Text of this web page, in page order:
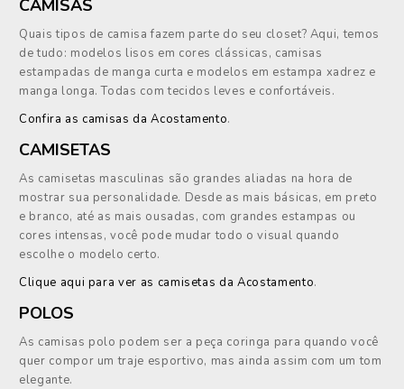
CAMISAS
Quais tipos de camisa fazem parte do seu closet? Aqui, temos
de tudo: modelos lisos em cores clássicas, camisas
estampadas de manga curta e modelos em estampa xadrez e
manga longa. Todas com tecidos leves e confortáveis.
Confira as camisas da Acostamento.
CAMISETAS
As camisetas masculinas são grandes aliadas na hora de
mostrar sua personalidade. Desde as mais básicas, em preto
e branco, até as mais ousadas, com grandes estampas ou
cores intensas, você pode mudar todo o visual quando
escolhe o modelo certo.
Clique aqui para ver as camisetas da Acostamento.
POLOS
As camisas polo podem ser a peça coringa para quando você
quer compor um traje esportivo, mas ainda assim com um tom
elegante.